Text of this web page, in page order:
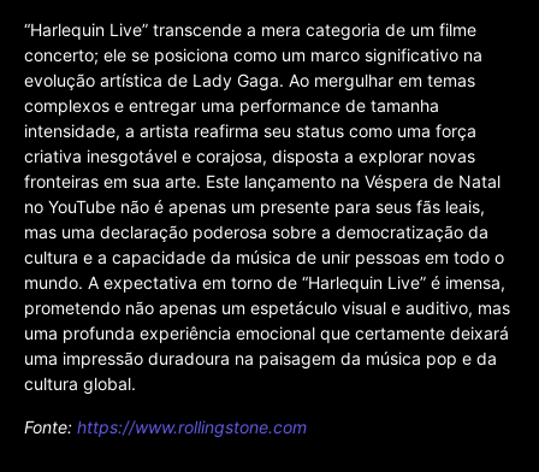
“Harlequin Live” transcende a mera categoria de um filme
concerto; ele se posiciona como um marco significativo na
evolução artística de Lady Gaga. Ao mergulhar em temas
complexos e entregar uma performance de tamanha
intensidade, a artista reafirma seu status como uma força
criativa inesgotável e corajosa, disposta a explorar novas
fronteiras em sua arte. Este lançamento na Véspera de Natal
no YouTube não é apenas um presente para seus fãs leais,
mas uma declaração poderosa sobre a democratização da
cultura e a capacidade da música de unir pessoas em todo o
mundo. A expectativa em torno de “Harlequin Live” é imensa,
prometendo não apenas um espetáculo visual e auditivo, mas
uma profunda experiência emocional que certamente deixará
uma impressão duradoura na paisagem da música pop e da
cultura global.
Fonte: https://www.rollingstone.com